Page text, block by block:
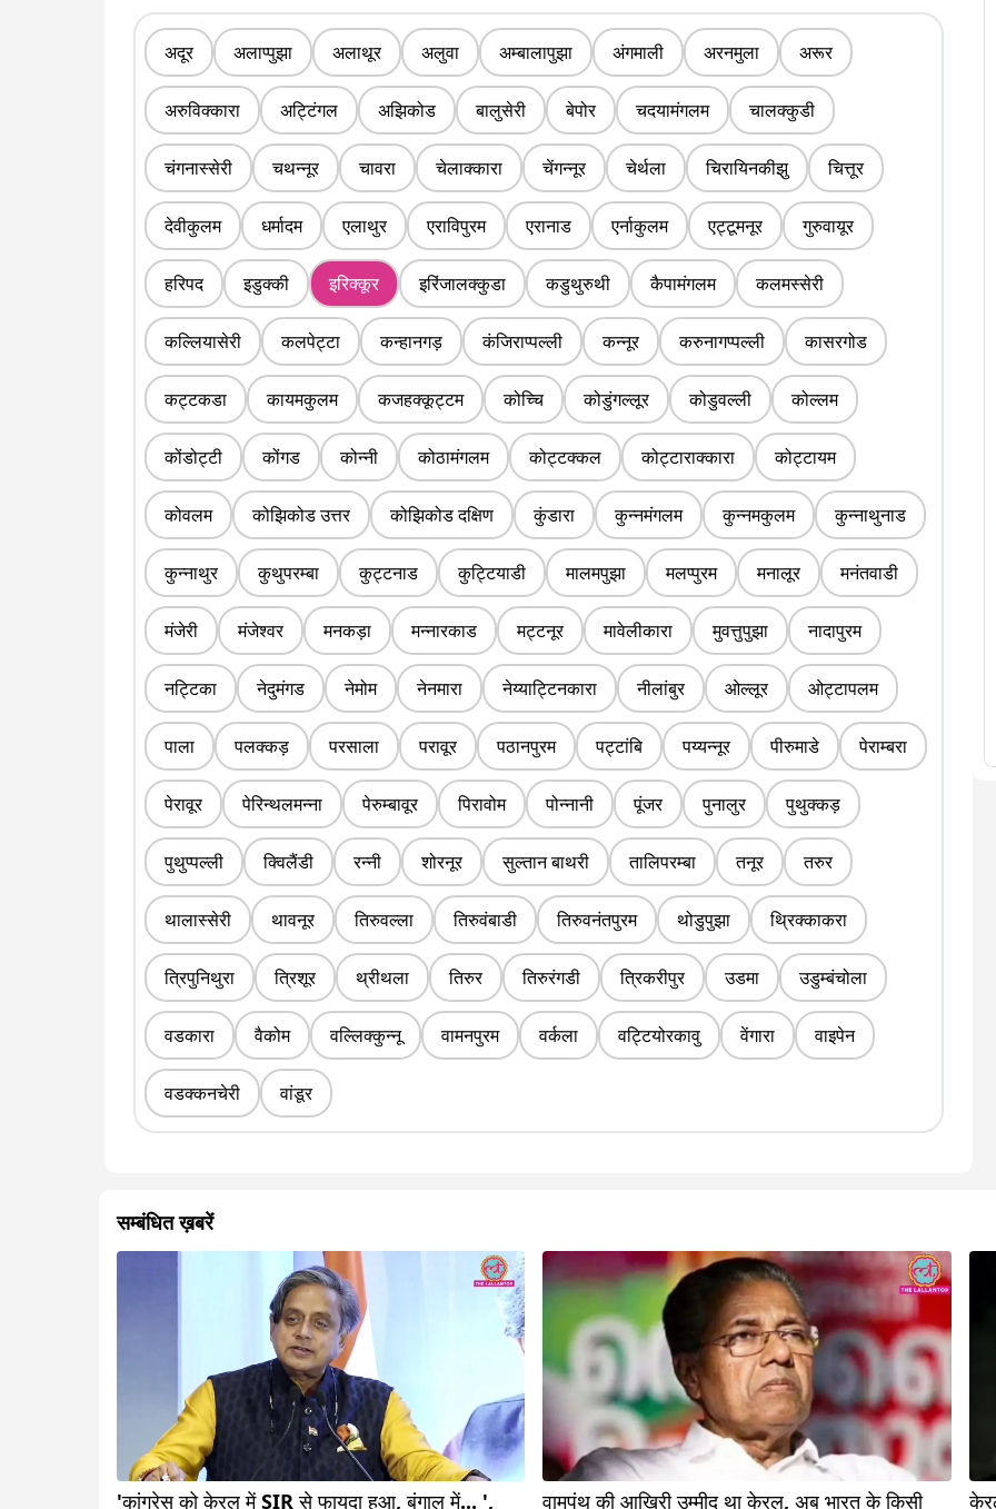
अदूर अलाप्पुझा अलाथूर अलुवा अम्बालापुझा अंगमाली अरनमुला अरूर
अरुविक्कारा अट्टिंगल अझिकोड बालुसेरी बेपोर चदयामंगलम चालक्कुडी
चंगनास्सेरी चथन्नूर चावरा चेलाक्कारा चेंगन्नूर चेर्थला चिरायिनकीझु चित्तूर
देवीकुलम धर्मादम एलाथुर एराविपुरम एरानाड एर्नाकुलम एट्टूमनूर गुरुवायूर
हरिपद इडुक्की इरिक्कूर इरिंजालक्कुडा कडुथुरुथी कैपामंगलम कलमस्सेरी
कल्लियासेरी कलपेट्टा कन्हानगड़ कंजिराप्पल्ली कन्नूर करुनागप्पल्ली कासरगोड
कट्टकडा कायमकुलम कजहक्कूट्टम कोच्चि कोडुंगल्लूर कोडुवल्ली कोल्लम
कोंडोट्टी कोंगड कोन्नी कोठामंगलम कोट्टक्कल कोट्टाराक्कारा कोट्टायम
कोवलम कोझिकोड उत्तर कोझिकोड दक्षिण कुंडारा कुन्नमंगलम कुन्नमकुलम कुन्नाथुनाड
कुन्नाथुर कुथुपरम्बा कुट्टनाड कुट्टियाडी मालमपुझा मलप्पुरम मनालूर मनंतवाडी
मंजेरी मंजेश्वर मनकड़ा मन्नारकाड मट्टनूर मावेलीकारा मुवत्तुपुझा नादापुरम
नट्टिका नेदुमंगड नेमोम नेनमारा नेय्याट्टिनकारा नीलांबुर ओल्लूर ओट्टापलम
पाला पलक्कड़ परसाला परावूर पठानपुरम पट्टांबि पय्यन्नूर पीरुमाडे पेराम्बरा
पेरावूर पेरिन्थलमन्ना पेरुम्बावूर पिरावोम पोन्नानी पूंजर पुनालुर पुथुक्कड़
पुथुप्पल्ली क्विलैंडी रन्नी शोरनूर सुल्तान बाथरी तालिपरम्बा तनूर तरुर
थालास्सेरी थावनूर तिरुवल्ला तिरुवंबाडी तिरुवनंतपुरम थोडुपुझा थ्रिक्काकरा
त्रिपुनिथुरा त्रिशूर थ्रीथला तिरुर तिरुरंगडी त्रिकरीपुर उडमा उडुम्बंचोला
वडकारा वैकोम वल्लिक्कुन्नू वामनपुरम वर्कला वट्टियोरकावु वेंगारा वाइपेन
वडक्कनचेरी वांडूर
सम्बंधित ख़बरें
'कांग्रेस को केरल में SIR से फायदा हुआ, बंगाल में... ', वामपंथ की आखिरी उम्मीद था केरल, अब भारत के किसी